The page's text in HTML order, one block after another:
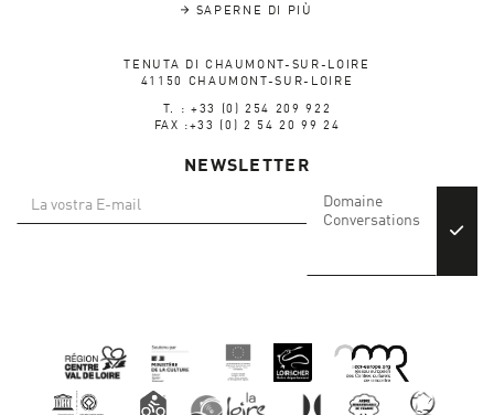
SAPERNE DI PIÙ
TENUTA DI CHAUMONT-SUR-LOIRE
41150 CHAUMONT-SUR-LOIRE
T. : +33 (0) 254 209 922
FAX :+33 (0) 2 54 20 99 24
NEWSLETTER